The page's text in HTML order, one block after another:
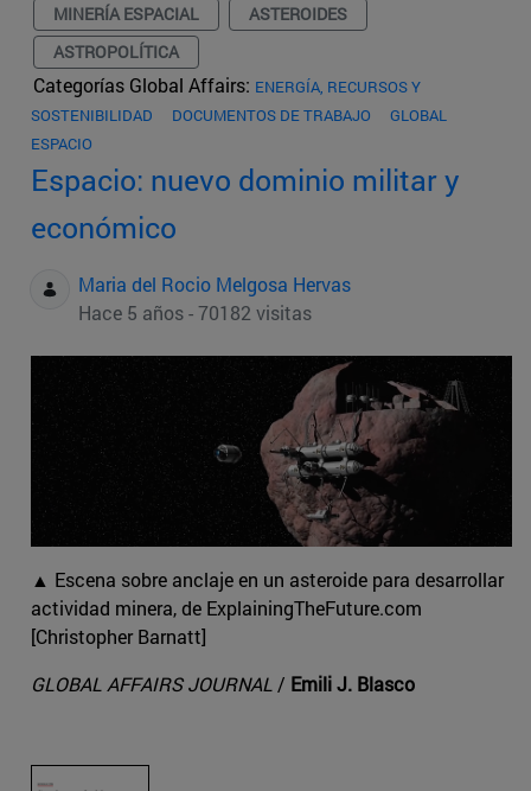
MINERÍA ESPACIAL
ASTEROIDES
ASTROPOLÍTICA
Categorías Global Affairs: ENERGÍA, RECURSOS Y
SOSTENIBILIDAD
DOCUMENTOS DE TRABAJO
GLOBAL
ESPACIO
Espacio: nuevo dominio militar y
económico
Maria del Rocio Melgosa Hervas
Hace 5 años - 70182 visitas
▲ Escena sobre anclaje en un asteroide para desarrollar
actividad minera, de ExplainingTheFuture.com
[Christopher Barnatt]
GLOBAL AFFAIRS JOURNAL/ Emili J. Blasco